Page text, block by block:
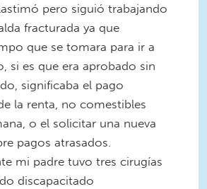
pero siguió trabajando
fracturada ya que
que se tomara para ir a
si es que era aprobado sin
significaba el pago
la renta, no comestibles
o el solicitar una nueva
pagos atrasados.
mi padre tuvo tres cirugías
discapacitado